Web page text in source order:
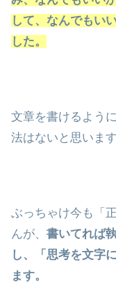
して、なんでもい
した。
文章を書けるよう
法はないと思います
ぶっちゃけ今も「
んが、 書いてれば
し、「思考を文字
ます。